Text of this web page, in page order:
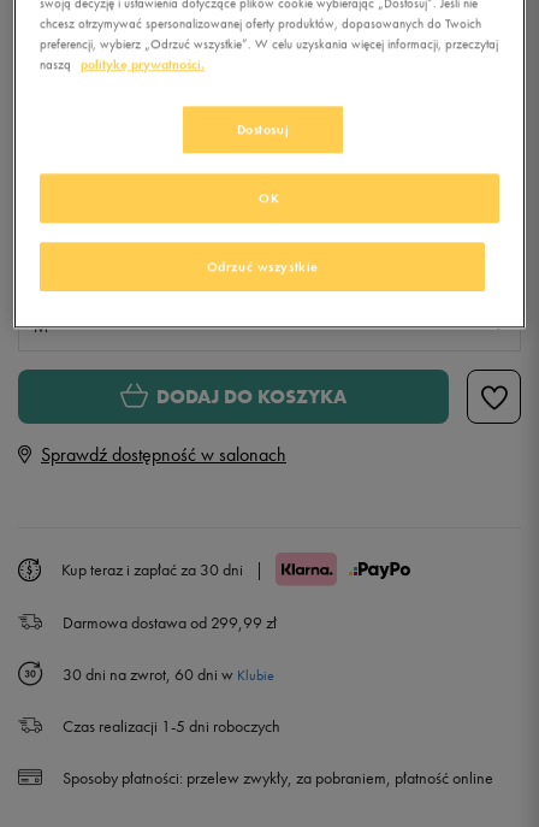
109,99zł-15% (cena bezpośrednio przed promocją)
97,49 zł-4%(najniższa cena z 30 dni przed obniżką)
+ 550 PKT WKLUBIE 50 STYLE
M
Powiadom o dostępności
S Powiadom o dostępności
Powiadom o dostępności
DODAJ DO KOSZYKA
Sprawdź dostępność w salonach
Kup teraz i zapłać za 30 dni |
Darmowa dostawa od 299,99 zł
30 dni na zwrot, 60 dni w Klubie
Czas realizacji 1-5 dni roboczych
Sposoby płatności: przelew zwykły, za pobraniem, płatność online
chcesz otrzymywać spersonalizowanej oferty produktów, dopasowanych do Twoich
preferencji, wybierz „Odrzuć wszystkie”. W celu uzyskania więcej informacji, przeczytaj
naszą
politykę prywatności.
Dostosuj
Odrzuć wszystkie
OK